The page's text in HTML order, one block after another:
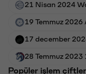
21 Nisan 2024
19 Temmuz
17 december
28 Temmuz
Popüler işlem